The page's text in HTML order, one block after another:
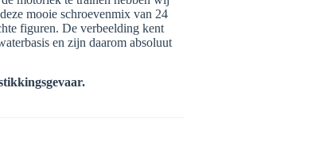
mooie schroevenmix van 24
figuren. De verbeelding kent
en zijn daarom absoluut